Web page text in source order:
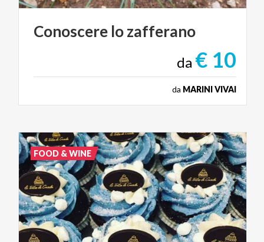
Conoscere lozafferano
da € 10
da MARINI VIVAI
FOOD & WINE